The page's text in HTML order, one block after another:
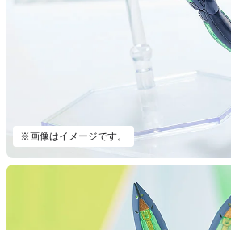
※画像はイメージです。